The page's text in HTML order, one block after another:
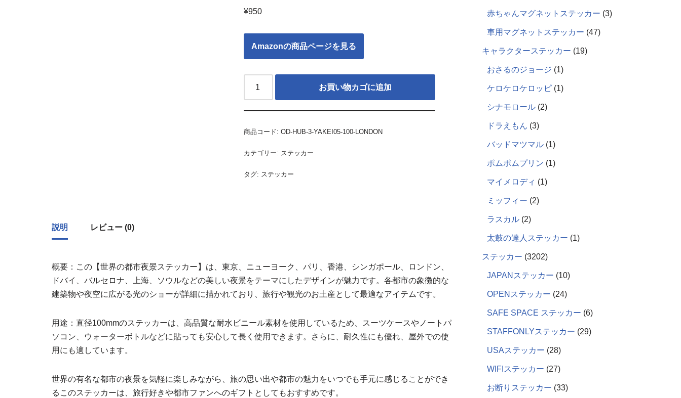
¥950
Amazonの商品ページを見る
お買い物カゴに追加
商品コード: OD-HUB-3-YAKEI05-100-LONDON
カテゴリー: ステッカー
タグ: ステッカー
説明 レビュー (0)
概要：この【世界の都市夜景ステッカー】は、東京、ニューヨーク、パリ、香港、シンガポール、ロンドン、
ドバイ、バルセロナ、上海、ソウルなどの美しい夜景をテーマにしたデザインが魅力です。各都市の象徴的な
建築物や夜空に広がる光のショーが詳細に描かれており、旅行や観光のお土産として最適なアイテムです。
用途：直径100mmのステッカーは、高品質な耐水ビニール素材を使用しているため、スーツケースやノートパ
ソコン、ウォーターボトルなどに貼っても安心して長く使用できます。さらに、耐久性にも優れ、屋外での使
用にも適しています。
世界の有名な都市の夜景を気軽に楽しみながら、旅の思い出や都市の魅力をいつでも手元に感じることができ
るこのステッカーは、旅行好きや都市ファンへのギフトとしてもおすすめです。
赤ちゃんマグネットステッカー 3
車用マグネットステッカー 47
キャラクターステッカー 19
おさるのジョージ 1
ケロケロケロッピ 1
シナモロール 2
ドラえもん 3
バッドマツマル 1
ポムポムプリン 1
マイメロディ 1
ミッフィー 2
ラスカル 2
太鼓の達人ステッカー 1
ステッカー 3202
JAPANステッカー 10
OPENステッカー 24
SAFE SPACE ステッカー 6
STAFFONLYステッカー 29
USAステッカー 28
WIFIステッカー 27
お断りステッカー 33